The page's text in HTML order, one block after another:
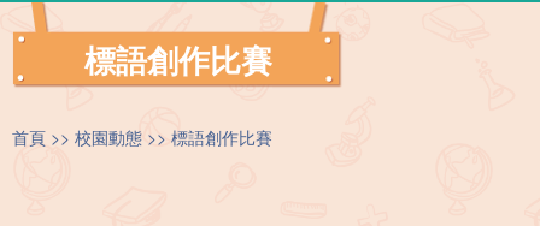
標語創作比賽
首頁 校園動態 標語創作比賽